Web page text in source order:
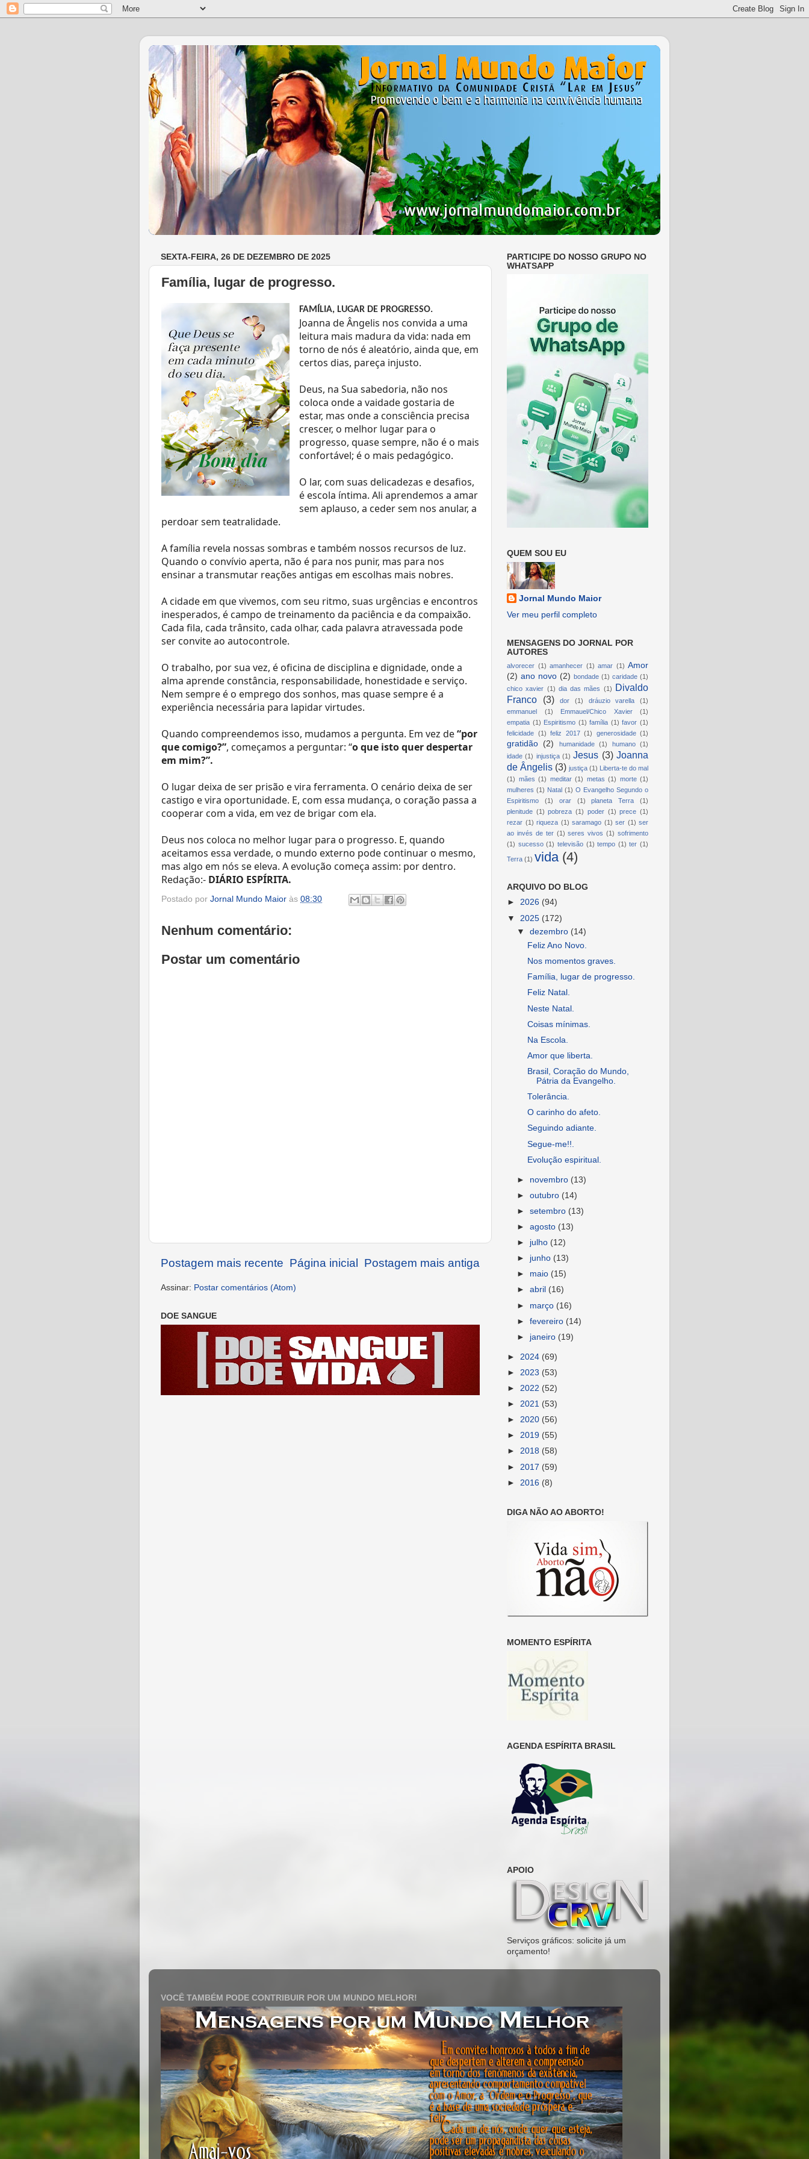
SEXTA-FEIRA, 26 DE DEZEMBRO DE 2025
Família, lugar de progresso.
FAMÍLIA, LUGAR DE PROGRESSO.
Joanna de Ângelis nos convida a uma
leitura mais madura da vida: nada em
torno de nós é aleatório, ainda que, em
certos dias, pareça injusto.
Deus, na Sua sabedoria, não nos
coloca onde a vaidade gostaria de
estar, mas onde a consciência precisa
crescer, o melhor lugar para o
progresso, quase sempre, não é o mais
confortável; é o mais pedagógico.
O lar, com suas delicadezas e desafios,
é escola íntima. Ali aprendemos a amar
sem aplauso, a ceder sem nos anular, a
perdoar sem teatralidade.
A família revela nossas sombras e também nossos recursos de luz.
Quando o convívio aperta, não é para nos punir, mas para nos
ensinar a transmutar reações antigas em escolhas mais nobres.
A cidade em que vivemos, com seu ritmo, suas urgências e encontros
inesperados, é campo de treinamento da paciência e da compaixão.
Cada fila, cada trânsito, cada olhar, cada palavra atravessada pode
ser convite ao autocontrole.
O trabalho, por sua vez, é oficina de disciplina e dignidade, onde a
alma aprende constância, responsabilidade, honestidade e serviço.
Nem sempre é o emprego dos sonhos, mas quase sempre é a
experiência necessária para lapidar virtudes.
Quando compreendemos isso, mudamos a pergunta. Em vez de“por
que comigo?”, começamos a perguntar: “o que isto quer despertar
em mim?”.
O lugar deixa de ser prisão e vira ferramenta. O cenário deixa de ser
castigo e vira oportunidade. E, com essa mudança, o coração passa a
cooperar com a vida, em vez de brigar com ela.
Deus nos coloca no melhor lugar para o progresso. E, quando
aceitamos essa verdade, o mundo externo pode continuar o mesmo,
mas algo em nós se eleva. A evolução começa assim: por dentro.
Redação:- DIÁRIO ESPÍRITA.
Postado por Jornal Mundo Maior às 08:30
Nenhum comentário:
Postar um comentário
Postagem mais recente Postagem mais antiga
Página inicial
Assinar: Postar comentários (Atom)
DOE SANGUE
PARTICIPE DO NOSSO GRUPO NO
WHATSAPP
QUEM SOU EU
Jornal Mundo Maior
Ver meu perfil completo
MENSAGENS DO JORNAL POR
AUTORES
alvorecer (1) amanhecer (1) amar (1) Amor
(2) ano novo (2) bondade (1) caridade (1)
chico xavier (1) dia das mães (1) Divaldo
Franco
(3) dor (1) dráuzio varella
(1)
emmanuel
(1) Emmauel/Chico Xavier
(1)
empatia (1) Espiritismo (1) família (1) favor (1)
felicidade (1) feliz 2017 (1) generosidade (1)
gratidão (2) humanidade (1) humano
(1)
idade (1) injustiça (1) Jesus (3) Joanna
de Ângelis (3) justiça (1)
Liberta-te do mal
(1) mães (1) meditar (1) metas (1) morte (1)
mulheres (1) Natal (1) O Evangelho Segundo o
Espiritismo
(1) orar (1) planeta Terra
(1)
plenitude (1) pobreza (1) poder (1) prece (1)
rezar (1) riqueza (1) saramago (1) ser (1) ser
ao invés de ter (1) seres vivos (1) sofrimento
(1) sucesso (1) televisão (1) tempo (1) ter (1)
Terra (1) vida (4)
ARQUIVO DO BLOG
► 2026 (94)
▼ 2025 (172)
▼dezembro (14)
Feliz Ano Novo.
Nos momentos graves.
Família, lugar de progresso.
Feliz Natal.
Neste Natal.
Coisas mínimas.
Na Escola.
Amor que liberta.
Brasil, Coração do Mundo,
Pátria da Evangelho.
Tolerância.
O carinho do afeto.
Seguindo adiante.
Segue-me!!.
Evolução espiritual.
► novembro (13)
►outubro (14)
►setembro (13)
►agosto (13)
► julho (12)
► junho (13)
► maio (15)
►abril (16)
► março (16)
►fevereiro (14)
► janeiro (19)
► 2024 (69)
► 2023 (53)
► 2022 (52)
► 2021 (53)
► 2020 (56)
► 2019 (55)
► 2018 (58)
► 2017 (59)
► 2016 (8)
DIGA NÃO AO ABORTO!
MOMENTO ESPÍRITA
AGENDA ESPÍRITA BRASIL
APOIO
Serviços gráficos: solicite já um
orçamento!
VOCÊ TAMBÉM PODE CONTRIBUIR POR UM MUNDO MELHOR!